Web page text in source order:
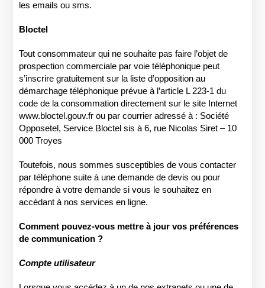
les emails ou sms.
Bloctel
Tout consommateur qui ne souhaite pas faire l’objet de
prospection commerciale par voie téléphonique peut
s’inscrire gratuitement sur la liste d’opposition au
démarchage téléphonique prévue à l’article L 223-1 du
code de la consommation directement sur le site Internet
www.bloctel.gouv.fr ou par courrier adressé à : Société
Opposetel, Service Bloctel sis à 6, rue Nicolas Siret – 10
000 Troyes
Toutefois, nous sommes susceptibles de vous contacter
par téléphone suite à une demande de devis ou pour
répondre à votre demande si vous le souhaitez en
accédant à nos services en ligne.
Comment pouvez-vous mettre à jour vos préférences
de communication ?
Compte utilisateur